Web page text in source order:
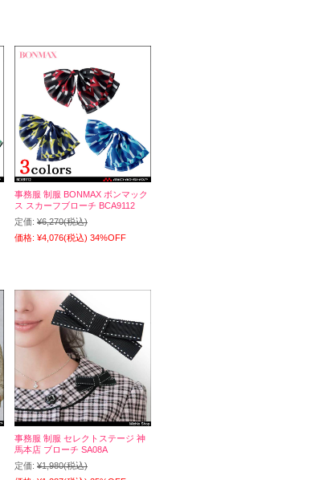
事務服 制服 BONMAX ボンマック
ス スカーフブローチ BCA9112
定価: ¥6,270(税込)
価格: ¥4,076(税込) 34%OFF
事務服 制服 セレクトステージ 神
馬本店 ブローチ SA08A
定価: ¥1,980(税込)